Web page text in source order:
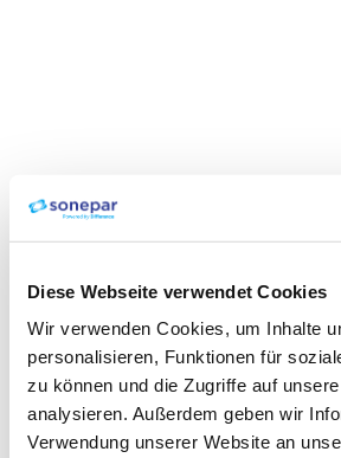
Diese Webseite verwendet Cookies
Wir verwenden Cookies, um Inhalte
personalisieren, Funktionen für
zu können und die Zugriffe auf
analysieren. Außerdem geben wir
Verwendung unserer Website an